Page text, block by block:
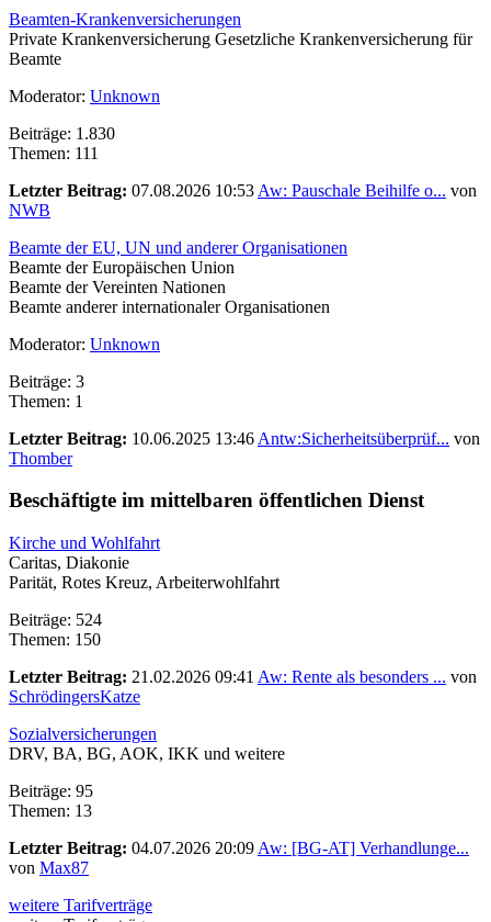
Beamten-Krankenversicherungen
Private Krankenversicherung Gesetzliche Krankenversicherung für
Beamte
Moderator: Unknown
Beiträge: 1.830
Themen: 111
Letzter Beitrag: 07.08.2026 10:53 Aw: Pauschale Beihilfe o... von
NWB
Beamte der EU, UN und anderer Organisationen
Beamte der Europäischen Union
Beamte der Vereinten Nationen
Beamte anderer internationaler Organisationen
Moderator: Unknown
Beiträge: 3
Themen: 1
Letzter Beitrag: 10.06.2025 13:46 Antw:Sicherheitsüberprüf... von
Thomber
Beschäftigte im mittelbaren öffentlichen Dienst
Kirche und Wohlfahrt
Caritas, Diakonie
Parität, Rotes Kreuz, Arbeiterwohlfahrt
Beiträge: 524
Themen: 150
Letzter Beitrag: 21.02.2026 09:41 Aw: Rente als besonders ... von
SchrödingersKatze
Sozialversicherungen
DRV, BA, BG, AOK, IKK und weitere
Beiträge: 95
Themen: 13
Letzter Beitrag: 04.07.2026 20:09 Aw: [BG-AT] Verhandlunge...
von Max87
weitere Tarifverträge